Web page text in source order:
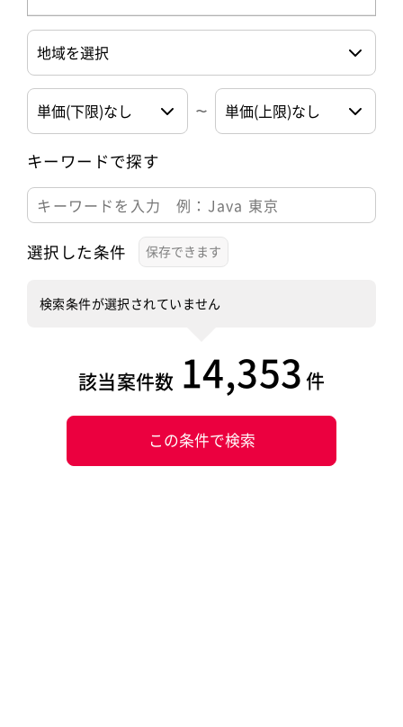
キーワードで探す
選択した条件
検索条件が選択されていません
該当案件数 14,353 件
この条件で検索